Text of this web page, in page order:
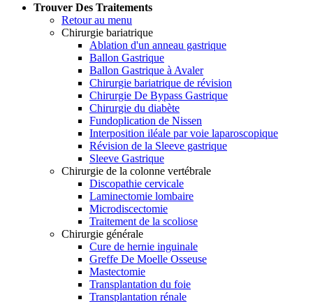
Trouver Des Traitements
Retour au menu
Chirurgie bariatrique
Ablation d'un anneau gastrique
Ballon Gastrique
Ballon Gastrique à Avaler
Chirurgie bariatrique de révision
Chirurgie De Bypass Gastrique
Chirurgie du diabète
Fundoplication de Nissen
Interposition iléale par voie laparoscopique
Révision de la Sleeve gastrique
Sleeve Gastrique
Chirurgie de la colonne vertébrale
Discopathie cervicale
Laminectomie lombaire
Microdiscectomie
Traitement de la scoliose
Chirurgie générale
Cure de hernie inguinale
Greffe De Moelle Osseuse
Mastectomie
Transplantation du foie
Transplantation rénale